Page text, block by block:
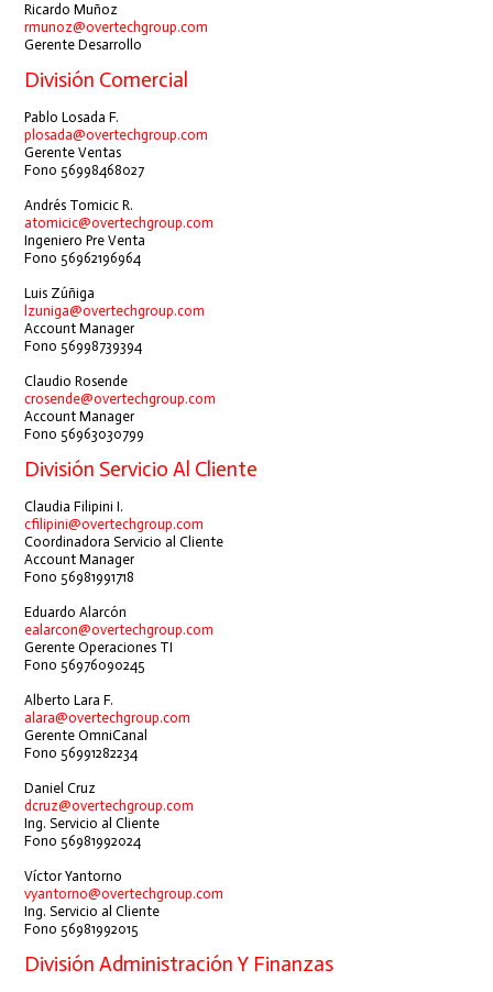
Ricardo Muñoz
rmunoz@overtechgroup.com
Gerente Desarrollo
División Comercial
Pablo Losada F.
plosada@overtechgroup.com
Gerente Ventas
Fono 56998468027
Andrés Tomicic R.
atomicic@overtechgroup.com
Ingeniero Pre Venta
Fono 56962196964
Luis Zúñiga
lzuniga@overtechgroup.com
Account Manager
Fono 56998739394
Claudio Rosende
crosende@overtechgroup.com
Account Manager
Fono 56963030799
División Servicio Al Cliente
Claudia Filipini I.
cfilipini@overtechgroup.com
Coordinadora Servicio al Cliente
Account Manager
Fono 56981991718
Eduardo Alarcón
ealarcon@overtechgroup.com
Gerente Operaciones TI
Fono 56976090245
Alberto Lara F.
alara@overtechgroup.com
Gerente OmniCanal
Fono 56991282234
Daniel Cruz
dcruz@overtechgroup.com
Ing. Servicio al Cliente
Fono 56981992024
Víctor Yantorno
vyantorno@overtechgroup.com
Ing. Servicio al Cliente
Fono 56981992015
División Administración Y Finanzas